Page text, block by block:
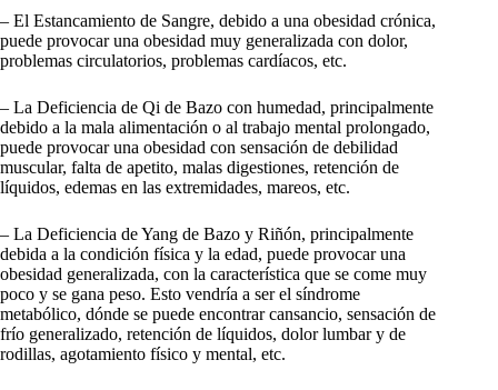
– El Estancamiento de Sangre, debido a una obesidad crónica,
puede provocar una obesidad muy generalizada con dolor,
problemas circulatorios, problemas cardíacos, etc.
– La Deficiencia de Qi de Bazo con humedad, principalmente
debido a la mala alimentación o al trabajo mental prolongado,
puede provocar una obesidad con sensación de debilidad
muscular, falta de apetito, malas digestiones, retención de
líquidos, edemas en las extremidades, mareos, etc.
– La Deficiencia de Yang de Bazo y Riñón, principalmente
debida a la condición física y la edad, puede provocar una
obesidad generalizada, con la característica que se come muy
poco y se gana peso. Esto vendría a ser el síndrome
metabólico, dónde se puede encontrar cansancio, sensación de
frío generalizado, retención de líquidos, dolor lumbar y de
rodillas, agotamiento físico y mental, etc.